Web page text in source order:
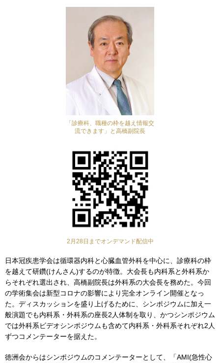
「診療科、職種の枠を越え情報交
流できます」と高橋副院長
2月28日までオンデマンド配信中
日本冠疾患学会は循環器内科と心臓血管外科を中心に、診療科の枠
を越えて研鑽(けんさん)するのが特徴。大会長も内科系と外科系か
らそれぞれ選出され、高橋副院長は外科系の大会長を務めた。今回
の学術集会は新型コロナの影響により完全オンライン開催となっ
た。ディスカッションを盛り上げるために、シンポジウムに加え一
般演題でも内科系・外科系の座長2人体制を取り、かつシンポジウム
では外科系ビデオシンポジウムも含めて内科系・外科系それぞれ2人
ずつコメンテーターを据えた。
徳洲会からはシンポジウムのコメンテーターとして、「AMI(急性心